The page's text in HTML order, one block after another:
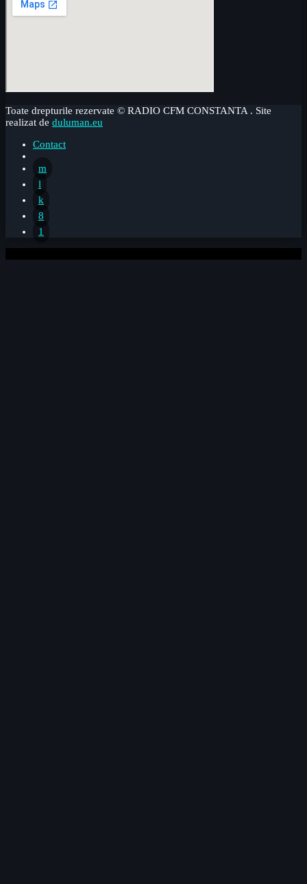
Toate drepturile rezervate © RADIO CFM CONSTANTA . Site
realizat de duluman.eu
Contact